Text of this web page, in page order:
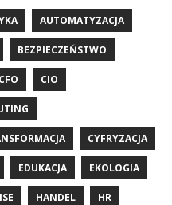
AUTOMATYZACJA
BEZPIECZEŃSTWO
CFO CIO
CYFRYZACJA
EDUKACJA EKOLOGIA
HANDEL HR